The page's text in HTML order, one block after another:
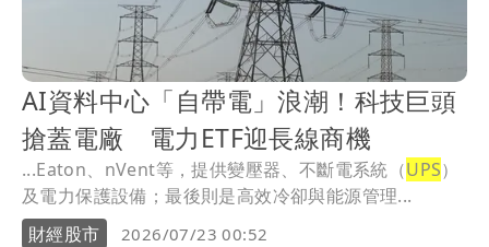
AI資料中心「自帶電」浪潮！科技巨頭
搶蓋電廠 電力ETF迎長線商機
...Eaton、nVent等，提供變壓器、不斷電系統（UPS）
及電力保護設備；最後則是高效冷卻與能源管理...
財經股市
2026/07/23 00:52